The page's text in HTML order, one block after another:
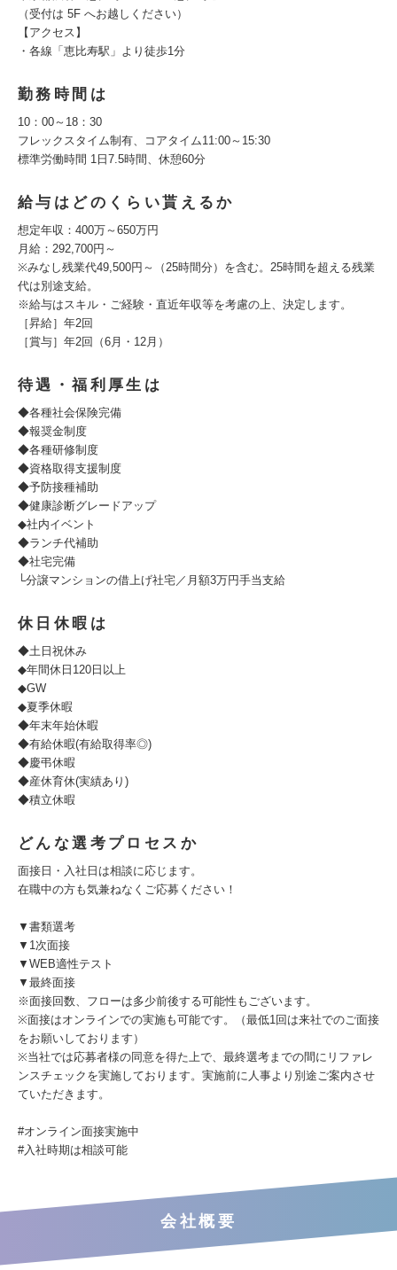
（受付は 5F へお越しください）
【アクセス】
・各線「恵比寿駅」より徒歩1分
勤務時間は
10：00～18：30
フレックスタイム制有、コアタイム11:00～15:30
標準労働時間 1日7.5時間、休憩60分
給与はどのくらい貰えるか
想定年収：400万～650万円
月給：292,700円～
※みなし残業代49,500円～（25時間分）を含む。25時間を超える残業
代は別途支給。
※給与はスキル・ご経験・直近年収等を考慮の上、決定します。
［昇給］年2回
［賞与］年2回（6月・12月）
待遇・福利厚生は
◆各種社会保険完備
◆報奨金制度
◆各種研修制度
◆資格取得支援制度
◆予防接種補助
◆健康診断グレードアップ
◆社内イベント
◆ランチ代補助
◆社宅完備
└分譲マンションの借上げ社宅／月額3万円手当支給
休日休暇は
◆土日祝休み
◆年間休日120日以上
◆GW
◆夏季休暇
◆年末年始休暇
◆有給休暇(有給取得率◎)
◆慶弔休暇
◆産休育休(実績あり)
◆積立休暇
どんな選考プロセスか
面接日・入社日は相談に応じます。
在職中の方も気兼ねなくご応募ください！
▼書類選考
▼1次面接
▼WEB適性テスト
▼最終面接
※面接回数、フローは多少前後する可能性もございます。
※面接はオンラインでの実施も可能です。（最低1回は来社でのご面接
をお願いしております）
※当社では応募者様の同意を得た上で、最終選考までの間にリファレ
ンスチェックを実施しております。実施前に人事より別途ご案内させ
ていただきます。
#オンライン面接実施中
#⼊社時期は相談可能
会社概要